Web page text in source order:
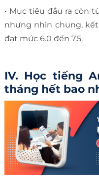
• Mục tiêu đầu ra còn
nhưng nhìn chung,
đạt mức 6.0 đến 7.5.
IV. Học tiếng
tháng hết bao